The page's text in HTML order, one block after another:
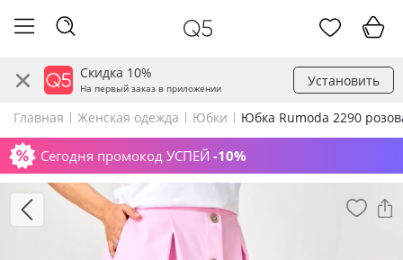
Скидка 10%
На первый заказ в приложении Установить
Главная Женская одежда Юбки Юбка Rumoda 2290
Сегодня промокод УСПЕЙ -10%